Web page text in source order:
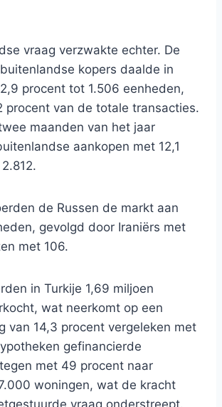
vraag verzwakte echter. De
kopers daalde in
procent tot 1.506 eenheden,
procent van de totale transacties.
maanden van het jaar
aankopen met 12,1
de Russen de markt aan
gevolgd door Iraniërs met
met 106.
in Turkije 1,69 miljoen
wat neerkomt op een
van 14,3 procent vergeleken met
gefinancierde
met 49 procent naar
woningen, wat de kracht